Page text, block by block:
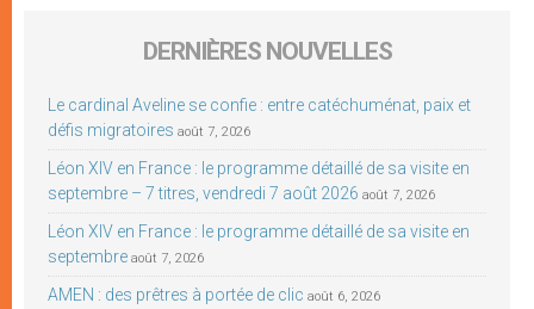
DERNIÈRES NOUVELLES
Le cardinal Aveline se confie : entre catéchuménat, paix et
défis migratoires août 7, 2026
Léon XIV en France : le programme détaillé de sa visite en
septembre – 7 titres, vendredi 7 août 2026 août 7, 2026
Léon XIV en France : le programme détaillé de sa visite en
septembre août 7, 2026
AMEN : des prêtres à portée de clic août 6, 2026